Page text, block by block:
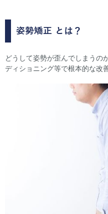
姿勢矯正 とは？
どうして姿勢が歪んでしまうの
ディショニング等で根本的な改